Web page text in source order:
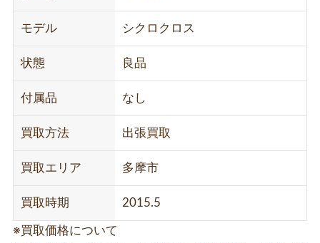
モデル シクロクロス
状態 良品
付属品 なし
買取方法 出張買取
買取エリア 多摩市
買取時期 2015.5
※買取価格について